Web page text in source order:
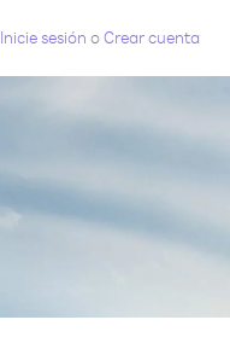
Inicie sesión oCrear cuenta